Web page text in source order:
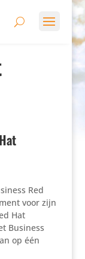
Red
voor zijn
Hat
Business
op één